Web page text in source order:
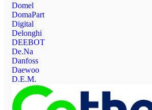
Domel
DomaPart
Digital
Delonghi
DEEBOT
De.Na
Danfoss
Daewoo
D.E.M.